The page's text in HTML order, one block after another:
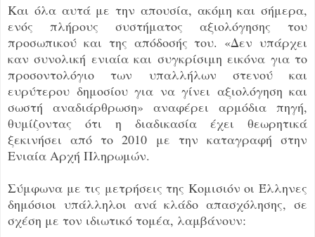
Και όλα αυτά με την απουσία, ακόμη και σήμερα,
ενός πλήρους συστήματος αξιολόγησης του
προσωπικού και της απόδοσής του. «Δεν υπάρχει
καν συνολική ενιαία και συγκρίσιμη εικόνα για το
προσοντολόγιο των υπαλλήλων στενού και
ευρύτερου δημοσίου για να γίνει αξιολόγηση και
σωστή αναδιάρθρωση» αναφέρει αρμόδια πηγή,
θυμίζοντας ότι η διαδικασία έχει θεωρητικά
ξεκινήσει από το 2010 με την καταγραφή στην
Ενιαία Αρχή Πληρωμών.
Σύμφωνα με τις μετρήσεις της Κομισιόν οι Έλληνες
δημόσιοι υπάλληλοι ανά κλάδο απασχόλησης, σε
σχέση με τον ιδιωτικό τομέα, λαμβάνουν: